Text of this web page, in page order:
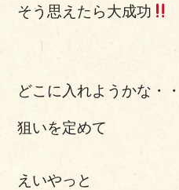
そう思えたら大成功
どこに入れようかな・
狙いを定めて
えいやっと